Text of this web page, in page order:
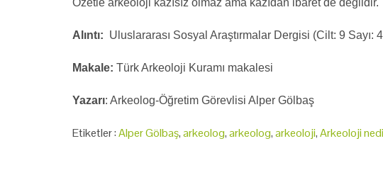
Özetle arkeoloji kazısız olmaz ama kazıdan ibaret de değildir.
Alıntı: Uluslararası Sosyal Araştırmalar Dergisi (Cilt: 9 Sayı:
Makale: Türk Arkeoloji Kuramı makalesi
Yazarı: Arkeolog-Öğretim Görevlisi Alper Gölbaş
Etiketler :Alper Gölbaş,arkeolog,arkeolog,arkeoloji,Arkeoloji